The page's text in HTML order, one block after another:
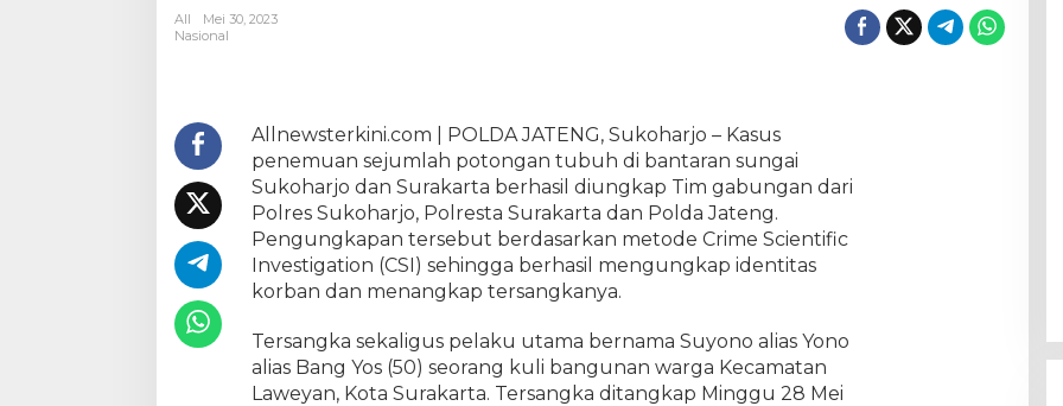
i
S
u
k
o
h
r
j
o
All
Mei 30, 2023
Nasional
Allnewsterkini.com | POLDA JATENG, Sukoharjo – Kasus
penemuan sejumlah potongan tubuh di bantaran sungai
Sukoharjo dan Surakarta berhasil diungkap Tim gabungan dari
Polres Sukoharjo, Polresta Surakarta dan Polda Jateng.
Pengungkapan tersebut berdasarkan metode Crime Scientific
Investigation (CSI) sehingga berhasil mengungkap identitas
korban dan menangkap tersangkanya.
Tersangka sekaligus pelaku utama bernama Suyono alias Yono
alias Bang Yos (50) seorang kuli bangunan warga Kecamatan
Laweyan, Kota Surakarta. Tersangka ditangkap Minggu 28 Mei